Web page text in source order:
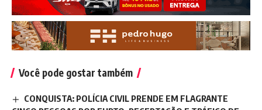
Você pode gostar também
CONQUISTA: POLÍCIA CIVIL PRENDE EM FLAGRANTE